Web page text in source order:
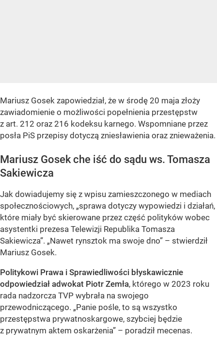
Mariusz Gosek zapowiedział, że w środę 20 maja złoży
zawiadomienie o możliwości popełnienia przestępstw
z art. 212 oraz 216 kodeksu karnego. Wspomniane przez
posła PiS przepisy dotyczą zniesławienia oraz znieważenia.
Mariusz Gosek che iść do sądu ws. Tomasza
Sakiewicza
Jak dowiadujemy się z wpisu zamieszczonego w mediach
społecznościowych, „sprawa dotyczy wypowiedzi i działań,
które miały być skierowane przez część polityków wobec
asystentki prezesa Telewizji Republika Tomasza
Sakiewicza”. „Nawet rynsztok ma swoje dno” – stwierdził
Mariusz Gosek.
Politykowi Prawa i Sprawiedliwości błyskawicznie
odpowiedział adwokat Piotr Zemła, którego w 2023 roku
rada nadzorcza TVP wybrała na swojego
przewodniczącego. „Panie pośle, to są wszystko
przestępstwa prywatnoskargowe, szybciej będzie
z prywatnym aktem oskarżenia” – poradził mecenas.